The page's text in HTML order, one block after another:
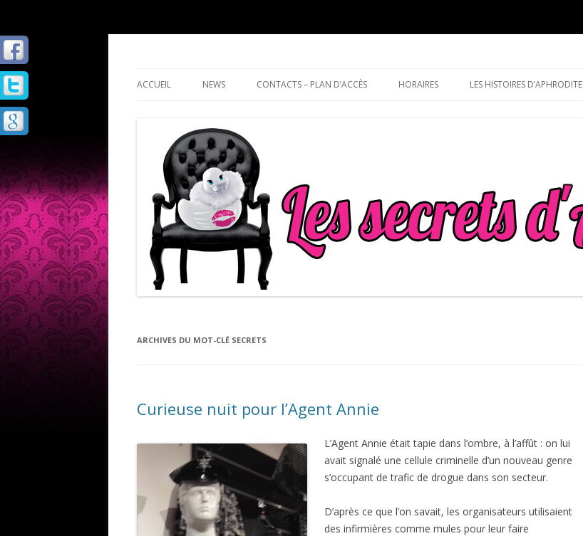
au
ACCUEIL NEWS CONTACTS – PLAN D’ACCÈS HORAIRES LES HISTOIRES D’APHRODITE
SEXOLOGIE
ARCHIVES DU MOT-CLÉ SECRETS
Curieuse nuit pour l’Agent Annie
L’Agent Annie était tapie dans l’ombre, à l’affût : on lui
avait signalé une cellule criminelle d’un nouveau genre
s’occupant de trafic de drogue dans son secteur.
D’après ce que l’on savait, les organisateurs utilisaient
des infirmières comme mules pour leur faire